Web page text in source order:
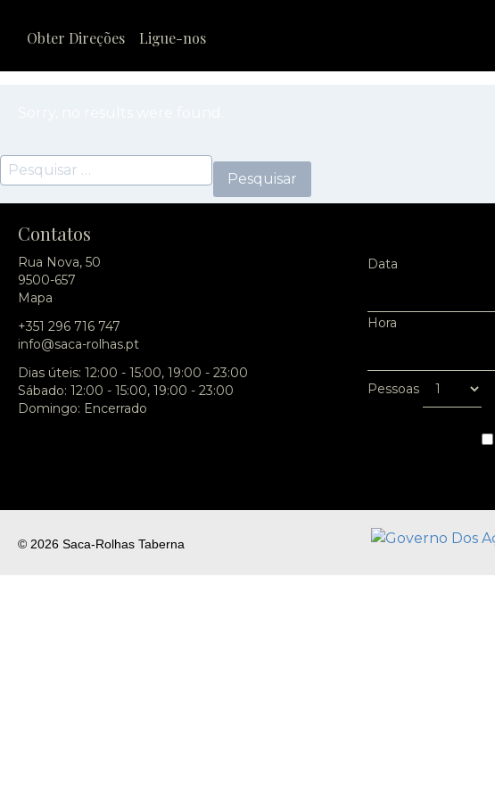
Obter Direções Ligue-nos
Pesquisar por:
Contatos
Rua Nova, 50
9500-657
Mapa
+351 296 716 747
info@saca-rolhas.pt
Dias úteis: 12:00 - 15:00, 19:00 - 23:00
Sábado: 12:00 - 15:00, 19:00 - 23:00
Domingo: Encerrado
Data
Hora
Pessoas
© 2026 Saca-Rolhas Taberna